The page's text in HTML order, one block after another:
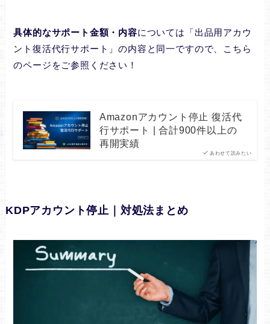
具体的なサポート金額・内容については「出品用アカウ
ント復活代行サポート」の内容と同一ですので、こちら
のページをご参照ください！
あわせて読みたい
Amazonアカウント停止 復活代
行サポート | 合計900件以上の
再開実績
KDPアカウント停止｜対処法まとめ